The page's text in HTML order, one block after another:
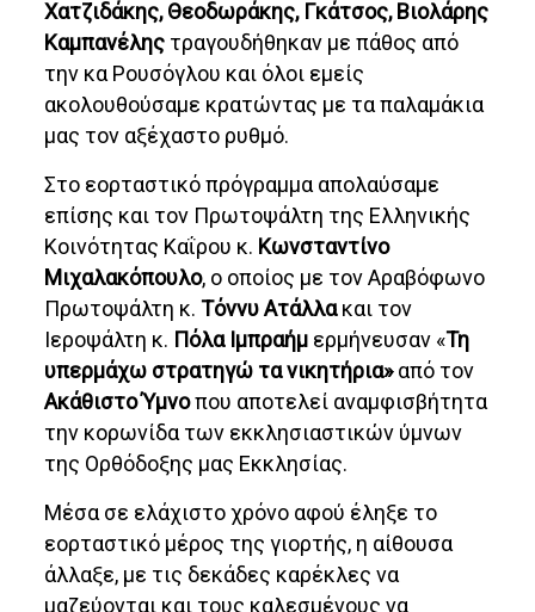
Χατζιδάκης, Θεοδωράκης, Γκάτσος, Βιολάρης
Καμπανέλης τραγουδήθηκαν με πάθος από
την κα Ρουσόγλου και όλοι εμείς
ακολουθούσαμε κρατώντας με τα παλαμάκια
μας τον αξέχαστο ρυθμό.
Στο εορταστικό πρόγραμμα απολαύσαμε
επίσης και τον Πρωτοψάλτη της Ελληνικής
Κοινότητας Καΐρου κ. Κωνσταντίνο
Μιχαλακόπουλο, ο οποίος με τον Αραβόφωνο
Πρωτοψάλτη κ.Τόννυ Ατάλλακαι τον
Ιεροψάλτη κ. Πόλα Ιμπραήμ ερμήνευσαν «Τη
υπερμάχω στρατηγώ τα νικητήρια»από τον
Ακάθιστο Ύμνοπου αποτελεί αναμφισβήτητα
την κορωνίδα των εκκλησιαστικών ύμνων
της Ορθόδοξης μας Εκκλησίας.
Μέσα σε ελάχιστο χρόνο αφού έληξε το
εορταστικό μέρος της γιορτής, η αίθουσα
άλλαξε, με τις δεκάδες καρέκλες να
μαζεύονται και τους καλεσμένους να